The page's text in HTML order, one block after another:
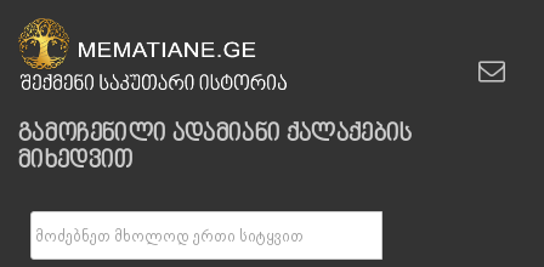
გამოჩენილი ადამიანი ქალაქების
მიხედვით